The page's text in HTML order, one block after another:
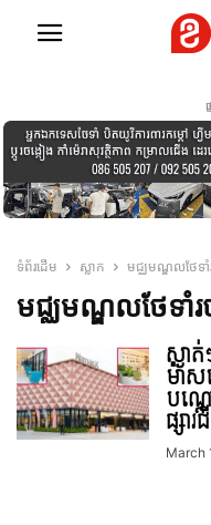
ទំព័រដើម ស្លាក មជ្ឈមណ្ឌលថែទ
មជ្ឈមណ្ឌលថែទាំ
ស្ងា
ម៉ាស
បណ្ត
ផ្សា
March